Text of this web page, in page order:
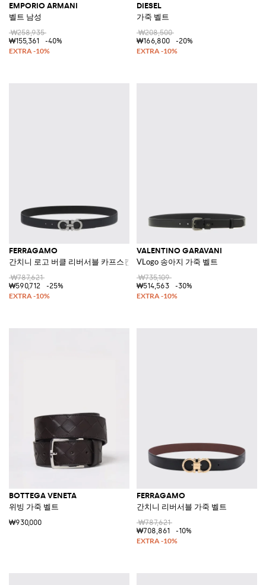
EMPORIO ARMANI
벨트 남성
₩258,935
₩155,361
-40%
DIESEL
가죽 벨트
₩208,500
₩166,800
-20%
FERRAGAMO
간치니 로고 버클 리버서블 카프스킨 가죽 벨트
₩787,621
₩590,712
-25%
VALENTINO GARAVANI
VLogo 송아지 가죽 벨트
₩735,109
₩514,563
-30%
BOTTEGA VENETA
위빙 가죽 벨트
₩930,000
FERRAGAMO
간치니 리버서블 가죽 벨트
₩787,621
₩708,861
-10%